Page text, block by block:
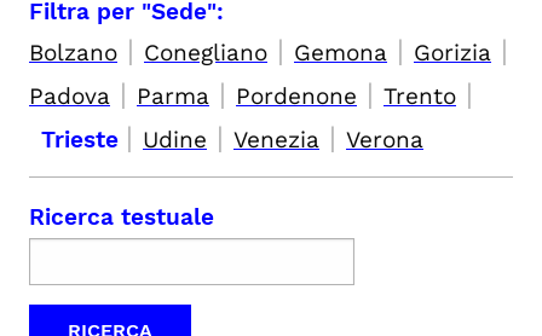
Filtra per "Sede":
Bolzano | Conegliano | Gemona | Gorizia |
Padova | Parma | Pordenone | Trento |
Trieste | Udine | Venezia | Verona
Ricerca testuale